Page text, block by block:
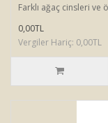
Farklı ağaç cinsleri ve
0,00TL
Vergiler Hariç: 0,00TL